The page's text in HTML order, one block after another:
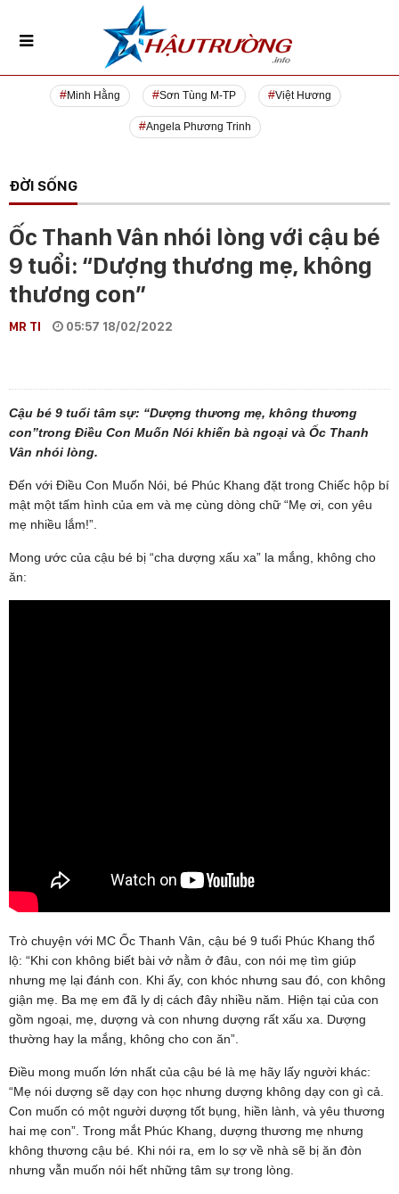
Minh Hằng Sơn Tùng M-TP Việt Hương
Angela Phương Trinh
ĐỜI SỐNG
Ốc Thanh Vân nhói lòng với cậu bé
9 tuổi: “Dượng thương mẹ, không
thương con”
MR TI 05:57 18/02/2022
Cậu bé 9 tuổi tâm sự: “Dượng thương mẹ, không thương
con”trong Điều Con Muốn Nói khiến bà ngoại và Ốc Thanh
Vân nhói lòng.
Đến với Điều Con Muốn Nói, bé Phúc Khang đặt trong Chiếc hộp bí
mật một tấm hình của em và mẹ cùng dòng chữ “Mẹ ơi, con yêu
mẹ nhiều lắm!”.
Mong ước của cậu bé bị “cha dượng xấu xa” la mắng, không cho
ăn:
Trò chuyện với MC Ốc Thanh Vân, cậu bé 9 tuổi Phúc Khang thổ
lộ: “Khi con không biết bài vở nằm ở đâu, con nói mẹ tìm giúp
nhưng mẹ lại đánh con. Khi ấy, con khóc nhưng sau đó, con không
giận mẹ. Ba mẹ em đã ly dị cách đây nhiều năm. Hiện tại của con
gồm ngoại, mẹ, dượng và con nhưng dượng rất xấu xa. Dượng
thường hay la mắng, không cho con ăn”.
Điều mong muốn lớn nhất của cậu bé là mẹ hãy lấy người khác:
“Mẹ nói dượng sẽ dạy con học nhưng dượng không dạy con gì cả.
Con muốn có một người dượng tốt bụng, hiền lành, và yêu thương
hai mẹ con”. Trong mắt Phúc Khang, dượng thương mẹ nhưng
không thương cậu bé. Khi nói ra, em lo sợ về nhà sẽ bị ăn đòn
nhưng vẫn muốn nói hết những tâm sự trong lòng.